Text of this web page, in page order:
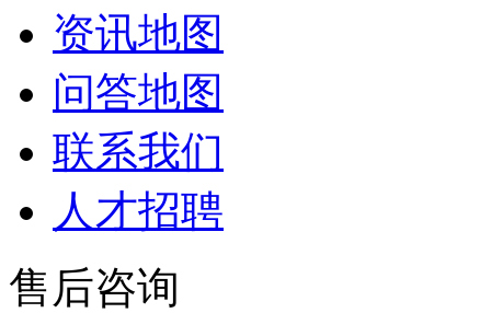
资讯地图
问答地图
联系我们
人才招聘
售后咨询